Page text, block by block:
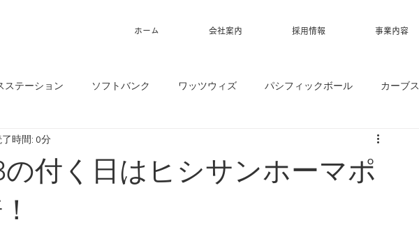
ホーム 会社案内 採用情報 事業内容
ステーション ソフトバンク ワッツウィズ パシフィックボール カーブス
の付く日はヒシサンホーマポ
了時間: 0分